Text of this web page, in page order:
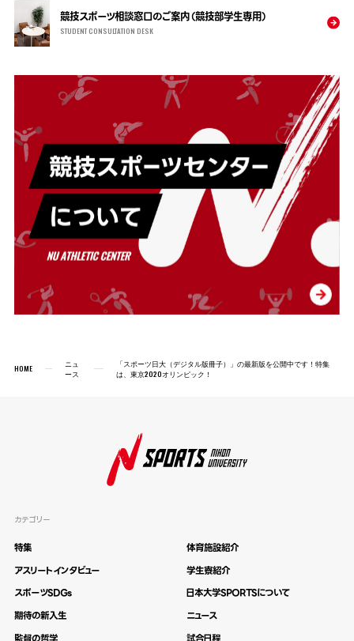
競技スポーツ相談窓口のご案内（競技部学生専用）
STUDENT CONSULTATION DESK
HOME
ニュ
ース
「スポーツ日大（デジタル版冊子）」の最新版を公開中です！特集
は、東京2020オリンピック！
カテゴリー
特集
アスリートインタビュー
スポーツSDGs
期待の新入生
体育施設紹介
学生寮紹介
日本大学SPORTSについて
ニュース